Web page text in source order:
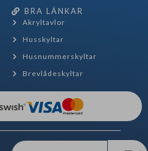
BRA LÄNKAR
Akryltavlor
Husskyltar
Husnummerskyltar
Brevlådeskyltar